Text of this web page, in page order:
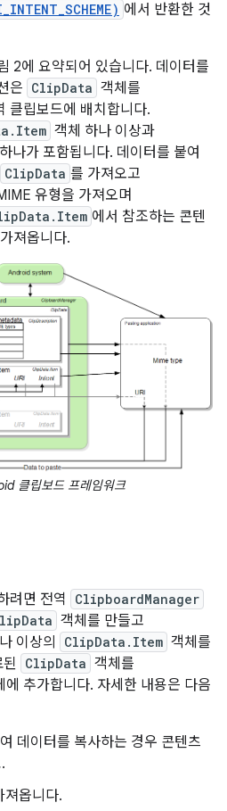
에서 반환한 것
2에 요약되어 있습니다. 데이터를
은 ClipData 객체를
클립보드에 배치합니다.
객체 하나 이상과
나가 포함됩니다. 데이터를 붙여
ClipData 를 가져오고
유형을 가져오며
에서 참조하는 콘텐
져옵니다.
클립보드 프레임워크
려면 전역 ClipboardManager
객체를 만들고
이상의 ClipData.Item 객체를
ClipData 객체를
에 추가합니다. 자세한 내용은 다음
데이터를 복사하는 경우 콘텐츠
져옵니다.